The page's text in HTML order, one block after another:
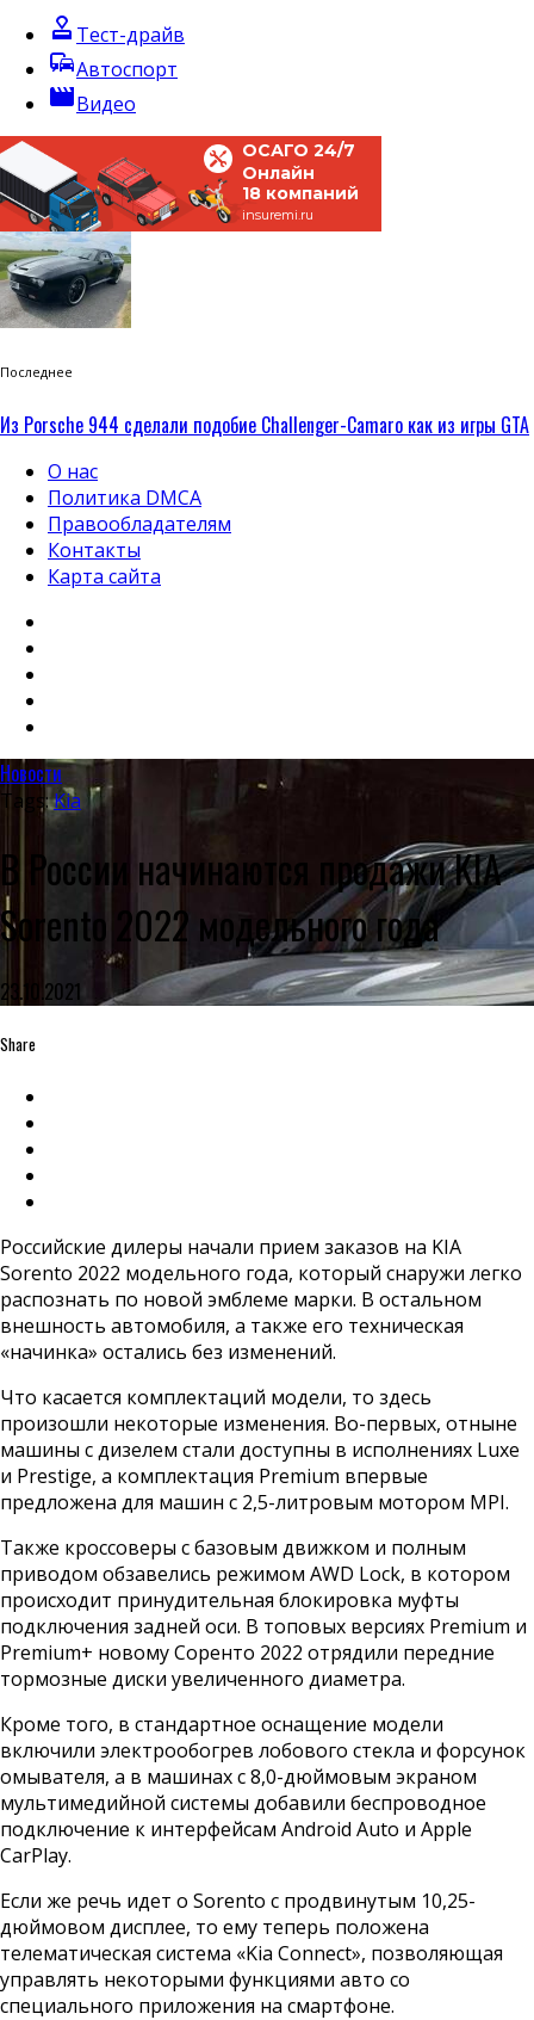
approval Тест-драйв
commuteАвтоспорт
movieВидео
ОСАГО 24/7
Онлайн
18 компаний
insuremi.ru
Последнее
Из Porsche 944 сделали подобие Challenger-Camaro как из игры GTA
О нас
Политика DMCA
Правообладателям
Контакты
Карта сайта
Новости
Tags:Kia
В России начинаются продажи KIA
Sorento 2022 модельного года
23.10.2021
Share
Российские дилеры начали прием заказов на KIA
Sorento 2022 модельного года, который снаружи легко
распознать по новой эмблеме марки. В остальном
внешность автомобиля, а также его техническая
«начинка» остались без изменений.
Что касается комплектаций модели, то здесь
произошли некоторые изменения. Во-первых, отныне
машины с дизелем стали доступны в исполнениях Luxe
и Prestige, а комплектация Premium впервые
предложена для машин с 2,5-литровым мотором MPI.
Также кроссоверы с базовым движком и полным
приводом обзавелись режимом AWD Lock, в котором
происходит принудительная блокировка муфты
подключения задней оси. В топовых версиях Premium и
Premium+ новому Соренто 2022 отрядили передние
тормозные диски увеличенного диаметра.
Кроме того, в стандартное оснащение модели
включили электрообогрев лобового стекла и форсунок
омывателя, а в машинах с 8,0-дюймовым экраном
мультимедийной системы добавили беспроводное
подключение к интерфейсам Android Auto и Apple
CarPlay.
Если же речь идет о Sorento с продвинутым 10,25-
дюймовом дисплее, то ему теперь положена
телематическая система «Kia Connect», позволяющая
управлять некоторыми функциями авто со
специального приложения на смартфоне.